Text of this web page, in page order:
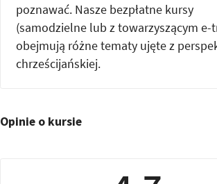
poznawać. Nasze bezpłatne kursy
(samodzielne lub z towarzyszącym e-
obejmują różne tematy ujęte z
chrześcijańskiej.
Opinie o kursie